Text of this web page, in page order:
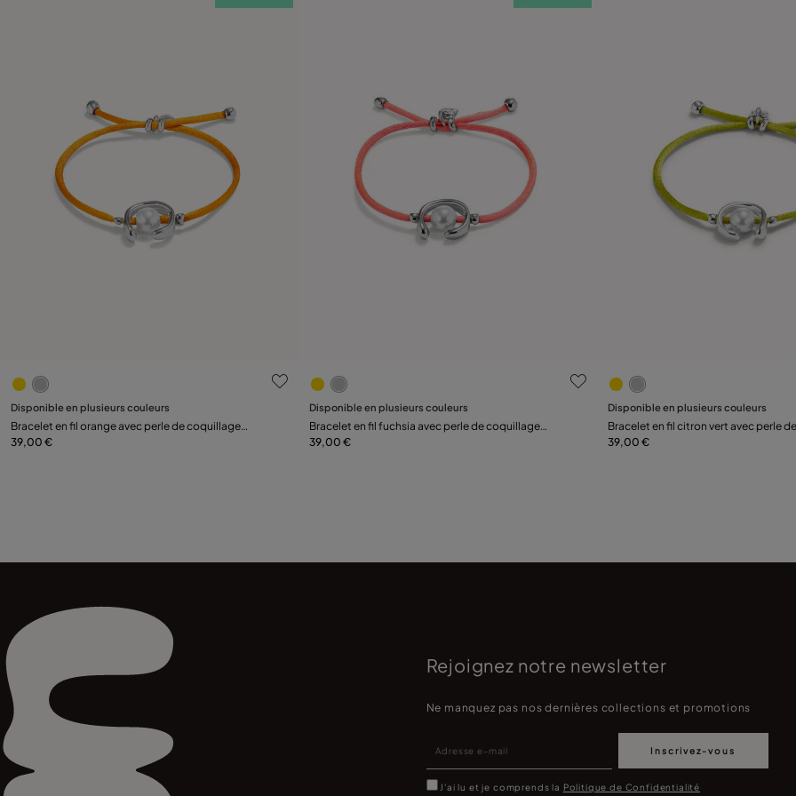
3,2 sur 5 Evaluation des clients
Préviens-moi
Disponible en plusieurs couleurs
Bracelet en fil orange avec perle de coquillage
plaquée argent.
39,00 €
5 sur 5 Evaluation des clients
Préviens-moi
Disponible en plusieurs couleurs
Bracelet en fil fuchsia avec perle de coquillage
plaquée argent.
39,00 €
5 sur 5 Evaluation des
Préviens-moi
Disponible en plusieurs couleurs
Bracelet en fil citron vert avec perle
plaquée argent.
39,00 €
Rejoignez notre newsletter
Ne manquez pas nos dernières collections et promotions
Inscrivez-vous
J'ai lu et je comprends la Politique de Confidentialité